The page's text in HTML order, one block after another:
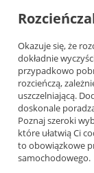
Okazuje się, że
dokładnie
przypadkowo
rozcieńczą,
uszczelniającą.
doskonale
Poznaj szeroki
które ułatwią Ci
to obowiązkowe
samochodowego.